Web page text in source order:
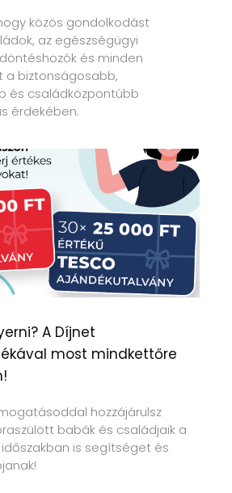
közös gondolkodást
az egészségügyi
és minden
a biztonságosabb,
és családközpontúbb
érdekében.
A Díjnet
most mindkettőre
hozzájárulsz
babák és családjaik a
is segítséget és